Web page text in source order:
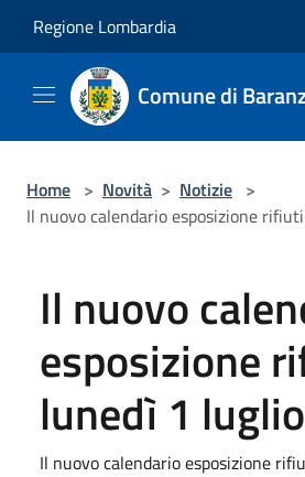
Regione Lombardia
Comune di
Home > Novità > Notizie >
Il nuovo calendario esposizione
Il nuovo
esposizione
lunedì 1 luglio
Il nuovo calendario esposizione